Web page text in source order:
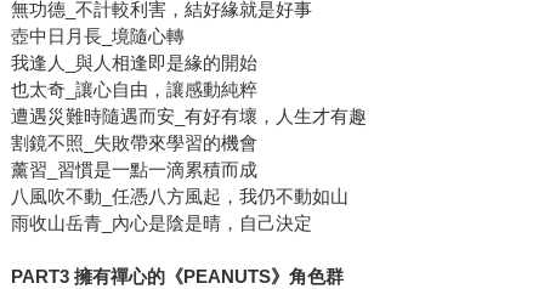
無功德_不計較利害，結好緣就是好事
壺中日月長_境隨心轉
我逢人_與人相逢即是緣的開始
也太奇_讓心自由，讓感動純粹
遭遇災難時隨遇而安_有好有壞，人生才有趣
割鏡不照_失敗帶來學習的機會
薰習_習慣是一點一滴累積而成
八風吹不動_任憑八方風起，我仍不動如山
雨收山岳青_內心是陰是晴，自己決定
PART3 擁有禪心的《PEANUTS》角色群